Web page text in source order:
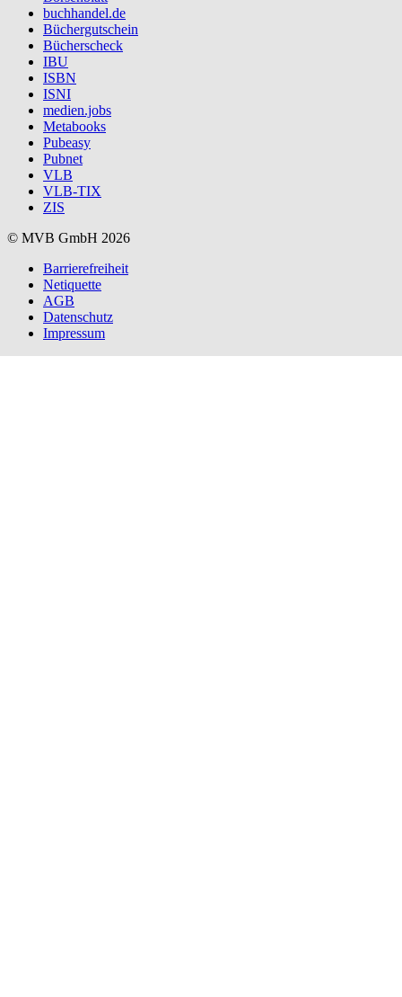
buchhandel.de
Büchergutschein
Bücherscheck
IBU
ISBN
ISNI
medien.jobs
Metabooks
Pubeasy
Pubnet
VLB
VLB-TIX
ZIS
© MVB GmbH 2026
Barrierefreiheit
Netiquette
AGB
Datenschutz
Impressum